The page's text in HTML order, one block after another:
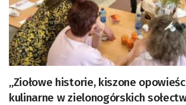
„Ziołowe historie, kiszone
kulinarne w zielonogórskich